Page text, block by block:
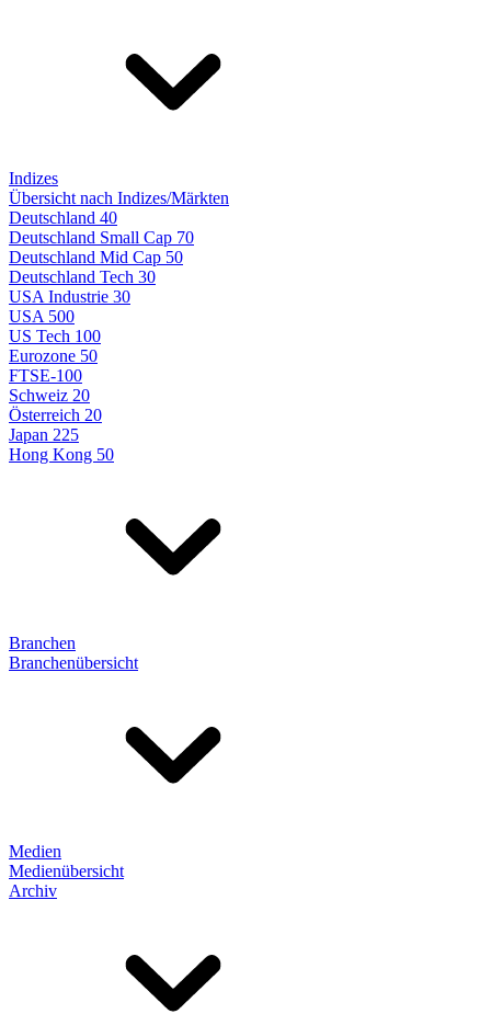
Indizes
Übersicht nach Indizes/Märkten
Deutschland 40
Deutschland Small Cap 70
Deutschland Mid Cap 50
Deutschland Tech 30
USA Industrie 30
USA 500
US Tech 100
Eurozone 50
FTSE-100
Schweiz 20
Österreich 20
Japan 225
Hong Kong 50
Branchen
Branchenübersicht
Medien
Medienübersicht
Archiv